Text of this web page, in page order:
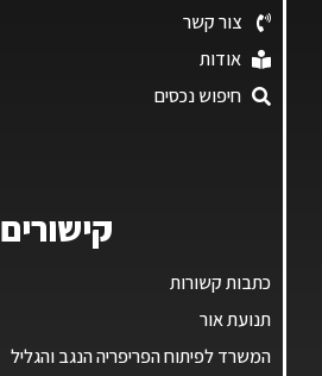
צור קשר
אודות
חיפוש נכסים
קישורים
כתבות קשורות
תנועת אור
המשרד לפיתוח הפריפריה הנגב והגליל